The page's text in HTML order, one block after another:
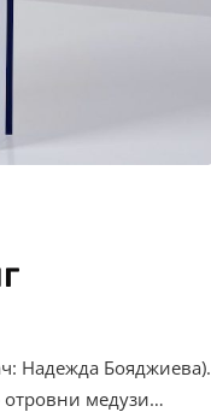
Надежда Бояджиева).
отровни медузи…